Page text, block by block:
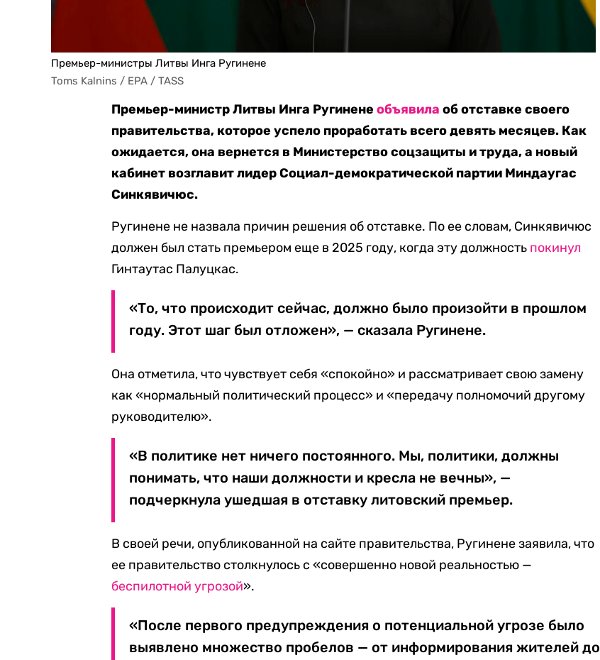
Премьер-министры Литвы Инга Ругинене
Toms Kalnins / EPA / TASS
Премьер-министр Литвы Инга Ругиненеобъявила об отставке своего
правительства, которое успело проработать всего девять месяцев. Как
ожидается, она вернется в Министерство соцзащиты и труда, а новый
кабинет возглавит лидер Социал-демократической партии Миндаугас
Синкявичюс.
Ругинене не назвала причин решения об отставке. По ее словам, Синкявичюс
должен был стать премьером еще в 2025 году, когда эту должность покинул
Гинтаутас Палуцкас.
«То, что происходит сейчас, должно было произойти в прошлом
году. Этот шаг был отложен», — сказала Ругинене.
Она отметила, что чувствует себя «спокойно» и рассматривает свою замену
как «нормальный политический процесс» и «передачу полномочий другому
руководителю».
«В политике нет ничего постоянного. Мы, политики, должны
понимать, что наши должности и кресла не вечны», —
подчеркнула ушедшая в отставку литовский премьер.
В своей речи, опубликованной на сайте правительства, Ругинене заявила, что
ее правительство столкнулось с «совершенно новой реальностью —
беспилотной угрозой».
«После первого предупреждения о потенциальной угрозе было
выявлено множество пробелов — от информирования жителей до